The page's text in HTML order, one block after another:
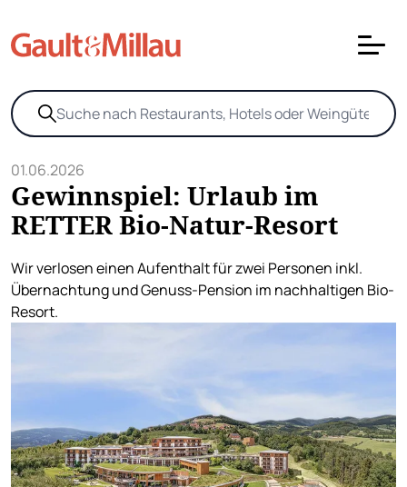
01.06.2026
Gewinnspiel: Urlaub im
RETTER Bio-Natur-Resort
Wir verlosen einen Aufenthalt für zwei Personen inkl.
Übernachtung und Genuss-Pension im nachhaltigen Bio-
Resort.